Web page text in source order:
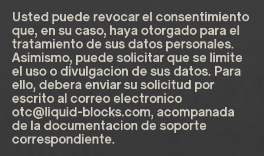
Usted puede revocar el consentimiento
que, en su caso, haya otorgado para el
tratamiento de sus datos personales.
Asimismo, puede solicitar que se limite
el uso o divulgacion de sus datos. Para
ello, debera enviar su solicitud por
escrito al correo electronico
otc@liquid-blocks.com, acompanada
de la documentacion de soporte
correspondiente.